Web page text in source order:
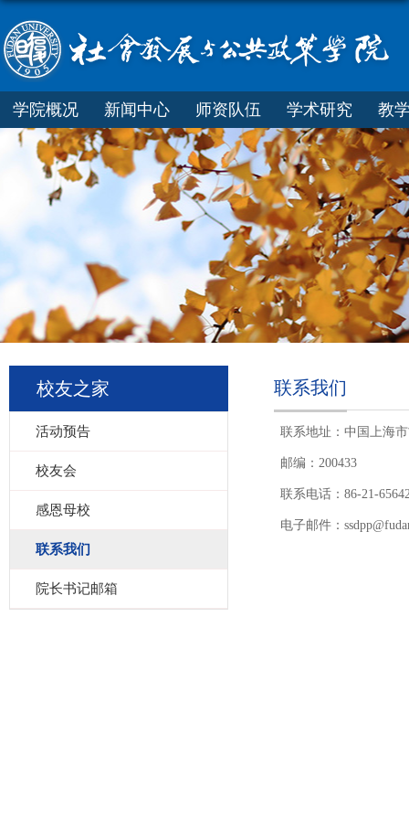
学院概况 新闻中心 师资队伍 学术研究 教
校友之家
活动预告
校友会
感恩母校
联系我们
院长书记邮箱
联系我们
联系地址：中国上海
邮编：200433
联系电话：86-21-
电子邮件：